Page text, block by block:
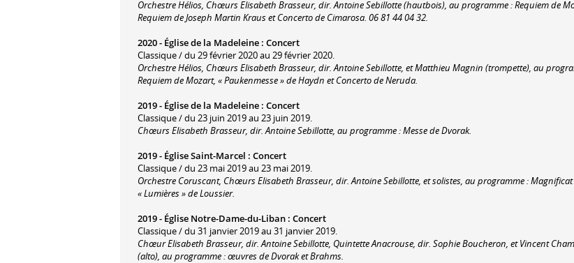
Orchestre Hélios, Chœurs Elisabeth Brasseur, dir. Antoine Sebillotte (hautbois), au programme : Requiem de
Requiem de Joseph Martin Kraus et Concerto de Cimarosa. 06 81 44 04 32.
2020 - Église de la Madeleine : Concert
Classique / du 29 février 2020 au 29 février 2020.
Orchestre Hélios, Chœurs Elisabeth Brasseur, dir. Antoine Sebillotte, et Matthieu Magnin (trompette), au
Requiem de Mozart, « Paukenmesse » de Haydn et Concerto de Neruda.
2019 - Église de la Madeleine : Concert
Classique / du 23 juin 2019 au 23 juin 2019.
Chœurs Elisabeth Brasseur, dir. Antoine Sebillotte, au programme : Messe de Dvorak.
2019 - Église Saint-Marcel : Concert
Classique / du 23 mai 2019 au 23 mai 2019.
Orchestre Coruscant, Chœurs Elisabeth Brasseur, dir. Antoine Sebillotte, et solistes, au programme :
« Lumières » de Loussier.
2019 - Église Notre-Dame-du-Liban : Concert
Classique / du 31 janvier 2019 au 31 janvier 2019.
Chœur Elisabeth Brasseur, dir. Antoine Sebillotte, Quintette Anacrouse, dir. Sophie Boucheron, et Vincent
(alto), au programme : œuvres de Dvorak et Brahms.